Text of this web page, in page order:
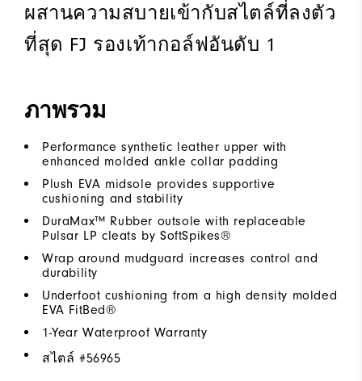
ผสานความสบายเข้ากับสไตล์ที่ลงตัว
ที่สุด FJ รองเท้ากอล์ฟอันดับ 1
ภาพรวม
Performance synthetic leather upper with
enhanced molded ankle collar padding
Plush EVA midsole provides supportive
cushioning and stability
DuraMax™ Rubber outsole with replaceable
Pulsar LP cleats by SoftSpikes®
Wrap around mudguard increases control and
durability
Underfoot cushioning from a high density molded
EVA FitBed®
1-Year Waterproof Warranty
สไตล์ #56965